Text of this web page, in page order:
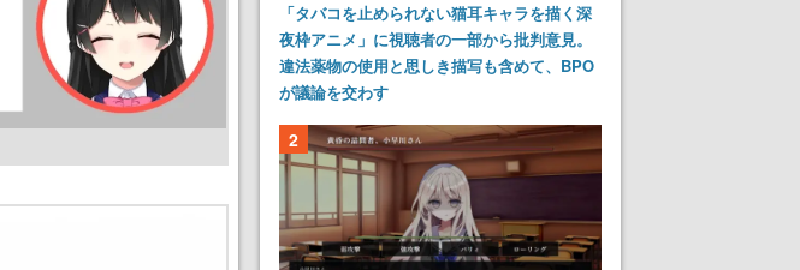
「タバコを止められない猫耳キャラを描く深
夜枠アニメ」に視聴者の一部から批判意見。
違法薬物の使用と思しき描写も含めて、BPO
が議論を交わす
2